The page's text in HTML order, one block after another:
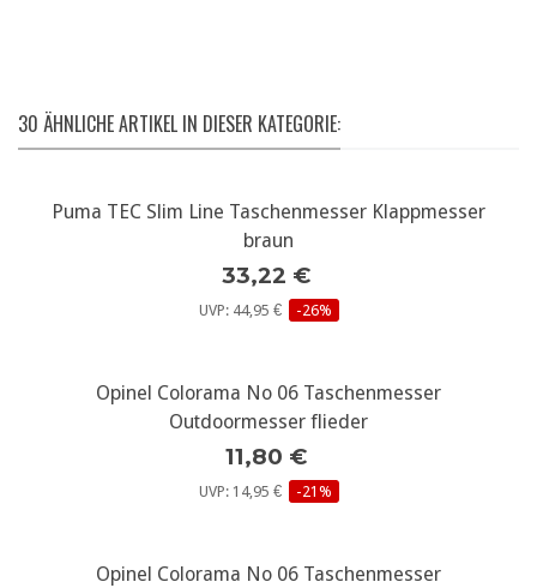
30 ÄHNLICHE ARTIKEL IN DIESER KATEGORIE:
Puma TEC Slim Line Taschenmesser Klappmesser
braun
33,22 €
UVP: 44,95 € -26%
Opinel Colorama No 06 Taschenmesser
Outdoormesser flieder
11,80 €
UVP: 14,95 € -21%
Opinel Colorama No 06 Taschenmesser